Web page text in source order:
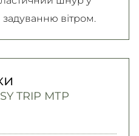
задуванню вітром.
TRIP МТР